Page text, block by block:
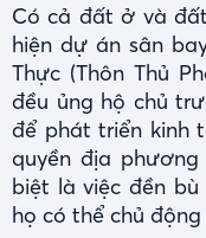
Có cả đất ở và
hiện dự án sân
Thực (Thôn Thủ
đều ủng hộ chủ
để phát triển kinh
quyền địa
biệt là việc đền
họ có thể chủ